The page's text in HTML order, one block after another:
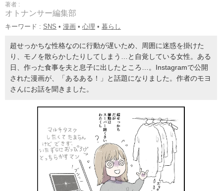
著者 :
オトナンサー編集部
キーワード : SNS • 漫画 • 心理 • 暮らし
超せっかちな性格なのに行動が遅いため、周囲に迷惑を掛けた
り、モノを散らかしたりしてしまう…と自覚している女性。ある
日、作った食事を夫と息子に出したところ…。Instagramで公開
された漫画が、「あるある！」と話題になりました。作者のモヨ
さんにお話を聞きました。